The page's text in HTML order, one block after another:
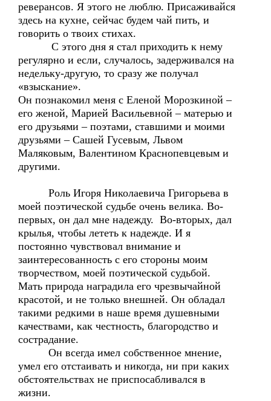
реверансов. Я этого не люблю. Присаживайся
здесь на кухне, сейчас будем чай пить, и
говорить о твоих стихах.
С этого дня я стал приходить к нему
регулярно и если, случалось, задерживался на
недельку-другую, то сразу же получал
«взыскание».
Он познакомил меня с Еленой Морозкиной –
его женой, Марией Васильевной – матерью и
его друзьями – поэтами, ставшими и моими
друзьями – Сашей Гусевым, Львом
Маляковым, Валентином Краснопевцевым и
другими.
Роль Игоря Николаевича Григорьева в
моей поэтической судьбе очень велика. Во-
первых, он дал мне надежду. Во-вторых, дал
крылья, чтобы лететь к надежде. И я
постоянно чувствовал внимание и
заинтересованность с его стороны моим
творчеством, моей поэтической судьбой.
Мать природа наградила его чрезвычайной
красотой, и не только внешней. Он обладал
такими редкими в наше время душевными
качествами, как честность, благородство и
сострадание.
Он всегда имел собственное мнение,
умел его отстаивать и никогда, ни при каких
обстоятельствах не приспосабливался в
жизни.